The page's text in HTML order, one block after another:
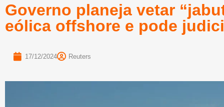
Governo planeja vetar
eólica offshore e pode
17/12/2024 Reuters